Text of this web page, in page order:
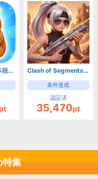
Yarn Out 3D（多段階）【Android】 Clash of Segments【Android】
条件達成
認証済
35,470pt
特集